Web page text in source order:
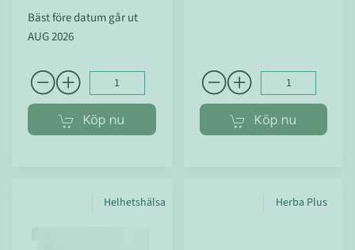
Bäst före datum går ut
AUG 2026
Köp nu Köp nu
Helhetshälsa Herba Plus